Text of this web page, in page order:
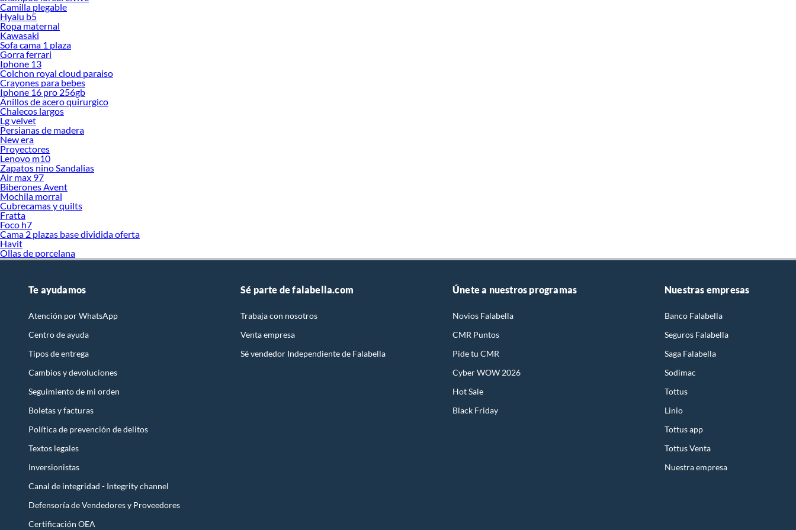
Camilla plegable
Hyalu b5
Ropa maternal
Kawasaki
Sofa cama 1 plaza
Gorra ferrari
Iphone 13
Colchon royal cloud paraiso
Crayones para bebes
Iphone 16 pro 256gb
Anillos de acero quirurgico
Chalecos largos
Lg velvet
Persianas de madera
New era
Proyectores
Lenovo m10
Zapatos nino Sandalias
Air max 97
Biberones Avent
Mochila morral
Cubrecamas y quilts
Fratta
Foco h7
Cama 2 plazas base dividida oferta
Havit
Ollas de porcelana
Te ayudamos
Atención por WhatsApp
Centro de ayuda
Tipos de entrega
Cambios y devoluciones
Seguimiento de mi orden
Boletas y facturas
Política de prevención de delitos
Textos legales
Inversionistas
Canal de integridad - Integrity channel
Defensoría de Vendedores y Proveedores
Certificación OEA
Sé parte de falabella.com
Trabaja con nosotros
Venta empresa
Sé vendedor Independiente de Falabella
Únete a nuestros programas
Novios Falabella
CMR Puntos
Pide tu CMR
Cyber WOW 2026
Hot Sale
Black Friday
Nuestras empresas
Banco Falabella
Seguros Falabella
Saga Falabella
Sodimac
Tottus
Linio
Tottus app
Tottus Venta
Nuestra empresa